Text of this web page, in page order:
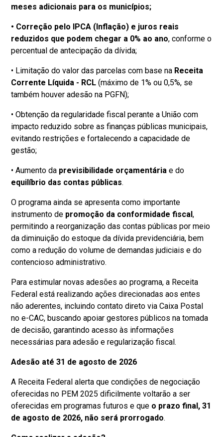
meses adicionais para os municípios;
• Correção pelo IPCA (Inflação) e juros reais
reduzidos que podem chegar a 0% ao ano, conforme o
percentual de antecipação da dívida;
• Limitação do valor das parcelas com base na Receita
Corrente Líquida - RCL (máximo de 1% ou 0,5%, se
também houver adesão na PGFN);
• Obtenção da regularidade fiscal perante a União com
impacto reduzido sobre as finanças públicas municipais,
evitando restrições e fortalecendo a capacidade de
gestão;
• Aumento da previsibilidade orçamentária e do
equilíbrio das contas públicas.
O programa ainda se apresenta como importante
instrumento de promoção da conformidade fiscal,
permitindo a reorganização das contas públicas por meio
da diminuição do estoque da dívida previdenciária, bem
como a redução do volume de demandas judiciais e do
contencioso administrativo.
Para estimular novas adesões ao programa, a Receita
Federal está realizando ações direcionadas aos entes
não aderentes, incluindo contato direto via Caixa Postal
no e-CAC, buscando apoiar gestores públicos na tomada
de decisão, garantindo acesso às informações
necessárias para adesão e regularização fiscal.
Adesão até 31 de agosto de 2026
A Receita Federal alerta que condições de negociação
oferecidas no PEM 2025 dificilmente voltarão a ser
oferecidas em programas futuros e que o prazo final, 31
de agosto de 2026, não será prorrogado.